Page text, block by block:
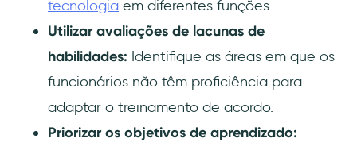
tecnologia em diferentes funções.
Utilizar avaliações de lacunas de
habilidades: Identifique as áreas em que os
funcionários não têm proficiência para
adaptar o treinamento de acordo.
Priorizar os objetivos de aprendizado: